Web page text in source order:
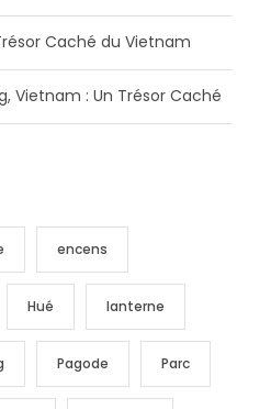
Caché du Vietnam
Vietnam : Un Trésor Caché
encens
Hué lanterne
Pagode Parc